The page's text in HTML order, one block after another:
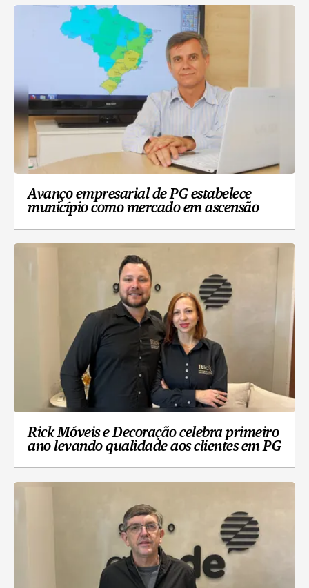
Avanço empresarial de PG estabelece
município como mercado em ascensão
Rick Móveis e Decoração celebra primeiro
ano levando qualidade aos clientes em PG